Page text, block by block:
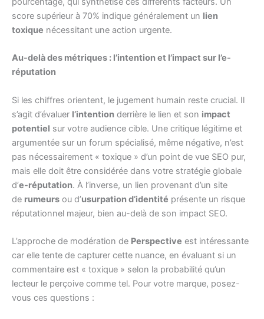
score supérieur à 70% indique généralement un lien
toxique nécessitant une action urgente.
Au-delà des métriques : l’intention et l’impact sur l’e-
réputation
Si les chiffres orientent, le jugement humain reste crucial. Il
s’agit d’évaluer l’intention derrière le lien et son impact
potentiel sur votre audience cible. Une critique légitime et
argumentée sur un forum spécialisé, même négative, n’est
pas nécessairement « toxique » d’un point de vue SEO pur,
mais elle doit être considérée dans votre stratégie globale
d’e-réputation. À l’inverse, un lien provenant d’un site
de rumeurs ou d’usurpation d’identité présente un risque
réputationnel majeur, bien au-delà de son impact SEO.
L’approche de modération de Perspective est intéressante
car elle tente de capturer cette nuance, en évaluant si un
commentaire est « toxique » selon la probabilité qu’un
lecteur le perçoive comme tel. Pour votre marque, posez-
vous ces questions :